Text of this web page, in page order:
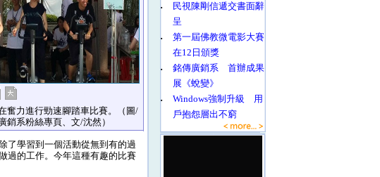
奮力進行勁速腳踏車比賽。（圖/
銷系粉絲專頁、文/沈然）
了學習到一個活動從無到有的過
過的工作。今年這種有趣的比賽
‧
民視陳剛信遞交書面辭
呈
‧
第一屆佛教微電影大賽
在12日頒獎
‧
銘傳廣銷系 首辦成果
展《蛻變》
‧
Windows強制升級 用
戶抱怨層出不窮